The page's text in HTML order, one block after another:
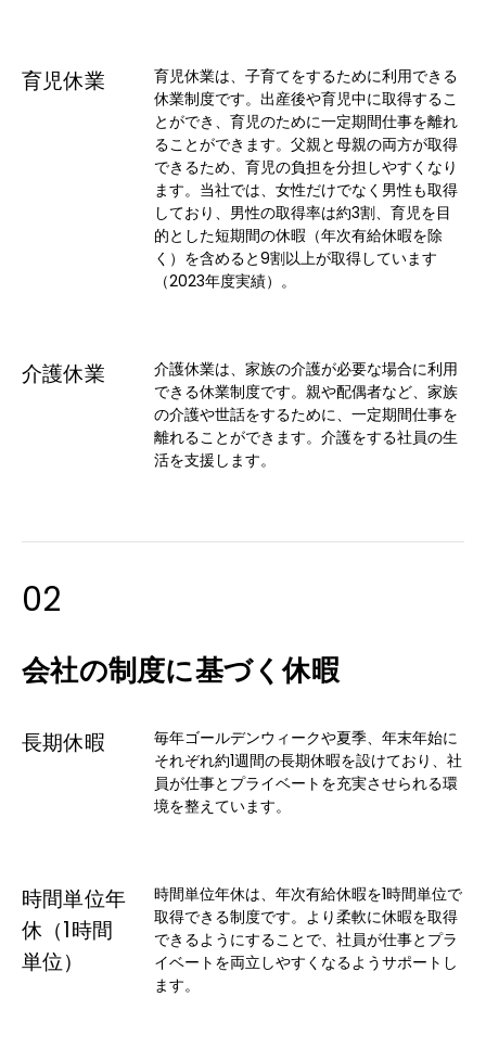
育児休業
育児休業は、子育てをするために利用できる
休業制度です。出産後や育児中に取得するこ
とができ、育児のために一定期間仕事を離れ
ることができます。父親と母親の両方が取得
できるため、育児の負担を分担しやすくなり
ます。当社では、女性だけでなく男性も取得
しており、男性の取得率は約3割、育児を目
的とした短期間の休暇（年次有給休暇を除
く）を含めると9割以上が取得しています
（2023年度実績）。
介護休業
介護休業は、家族の介護が必要な場合に利用
できる休業制度です。親や配偶者など、家族
の介護や世話をするために、一定期間仕事を
離れることができます。介護をする社員の生
活を支援します。
02
会社の制度に基づく休暇
長期休暇
毎年ゴールデンウィークや夏季、年末年始に
それぞれ約1週間の長期休暇を設けており、社
員が仕事とプライベートを充実させられる環
境を整えています。
時間単位年
休（1時間
単位）
時間単位年休は、年次有給休暇を1時間単位で
取得できる制度です。より柔軟に休暇を取得
できるようにすることで、社員が仕事とプラ
イベートを両立しやすくなるようサポートし
ます。